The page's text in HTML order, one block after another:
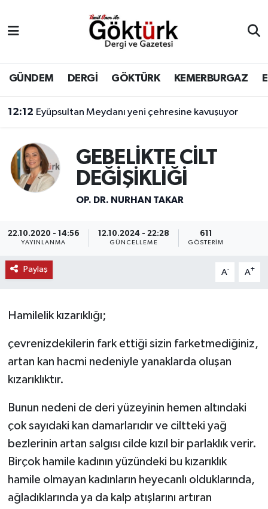
GÜNDEM DERGİ GÖKTÜRK KEMERBURGAZ
12:12 Eyüpsultan Meydanı yeni çehresine kavuşuyor
GEBELİKTE CİLT
DEĞİŞİKLİĞİ
OP. DR. NURHAN TAKAR
22.10.2020 - 14:56
YAYINLANMA
12.10.2024 - 22:28
GÜNCELLEME
611
GÖSTERIM
Paylaş A- A+
Hamilelik kızarıklığı;
çevrenizdekilerin fark ettiği sizin farketmediğiniz,
artan kan hacmi nedeniyle yanaklarda oluşan
kızarıklıktır.
Bunun nedeni de deri yüzeyinin hemen altındaki
çok sayıdaki kan damarlarıdır ve ciltteki yağ
bezlerinin artan salgısı cilde kızıl bir parlaklık verir.
Birçok hamile kadının yüzündeki bu kızarıklık
hamile olmayan kadınların heyecanlı olduklarında,
ağladıklarında ya da kalp atışlarını artıran
BİLİM
DERGİ
EĞİTİM
EKONOMİ
GÖKTÜRK
GÜNDEM
KÜLTÜR - SANAT
MAGAZİN
ÖZEL HABER
SAĞLIK
SPOR
TEKNOLOJİ
TİCARET
Eyüpsultan Hava Durumu
Eyüpsultan Trafik Yoğunluk Haritası
Süper Lig Puan Durumu ve Fikstür
Son Dakika Haberleri
Haber Arşivi